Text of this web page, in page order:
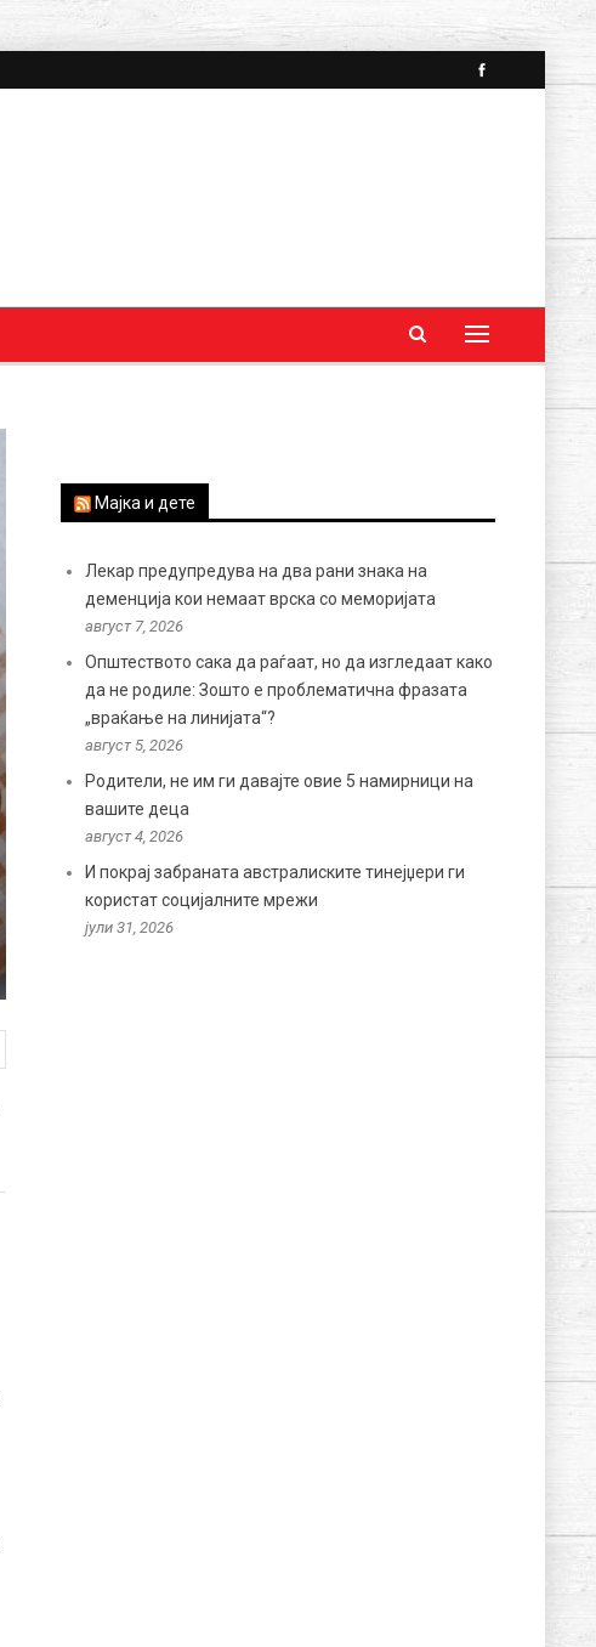
Мајка и дете
Лекар предупредува на два рани знака на
деменција кои немаат врска со меморијата
август 7, 2026
Општеството сака да раѓаат, но да изгледаат како
да не родиле: Зошто е проблематична фразата
„враќање на линијата“?
август 5, 2026
Родители, не им ги давајте овие 5 намирници на
вашите деца
август 4, 2026
И покрај забраната австралиските тинејџери ги
користат социјалните мрежи
јули 31, 2026